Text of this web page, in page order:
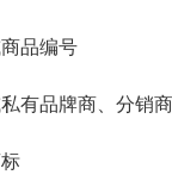
品编号
有品牌商、分销